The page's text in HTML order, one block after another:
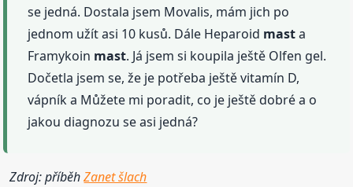
se jedná. Dostala jsem Movalis, mám jich po
jednom užít asi 10 kusů. Dále Heparoid masta
Framykoin mast. Já jsem si koupila ještě Olfen gel.
Dočetla jsem se, že je potřeba ještě vitamín D,
vápník a Můžete mi poradit, co je ještě dobré a o
jakou diagnozu se asi jedná?
Zdroj: příběhZanet šlach